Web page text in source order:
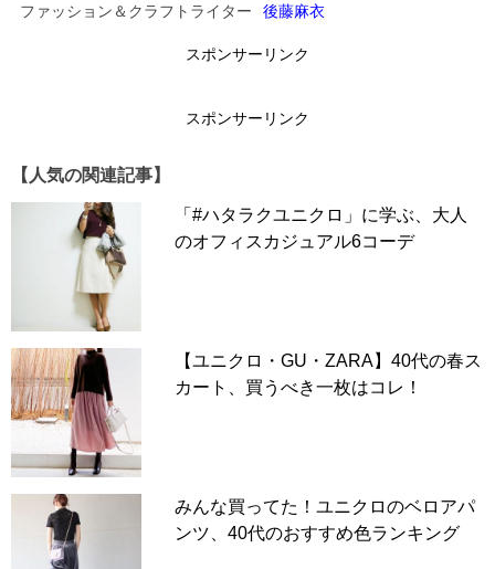
うか？
【ユニクロ×GU】ってマジ!? 40代が着たい高見えコ
この投稿をInstagramで見る
ファッション＆クラフトライター 後藤麻衣
スポンサーリンク
スポンサーリンク
【人気の関連記事】
「#ハタラクユニクロ」に学ぶ、大人
のオフィスカジュアル6コーデ
【ユニクロ・GU・ZARA】40代の春ス
カート、買うべき一枚はコレ！
みんな買ってた！ユニクロのベロアパ
ンツ、40代のおすすめ色ランキング